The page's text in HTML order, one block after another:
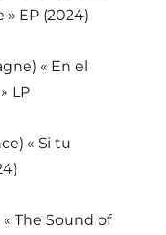
» EP (2024)
« En el
LP
« Si tu
« The Sound of